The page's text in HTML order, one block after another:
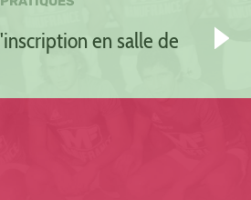
en salle de